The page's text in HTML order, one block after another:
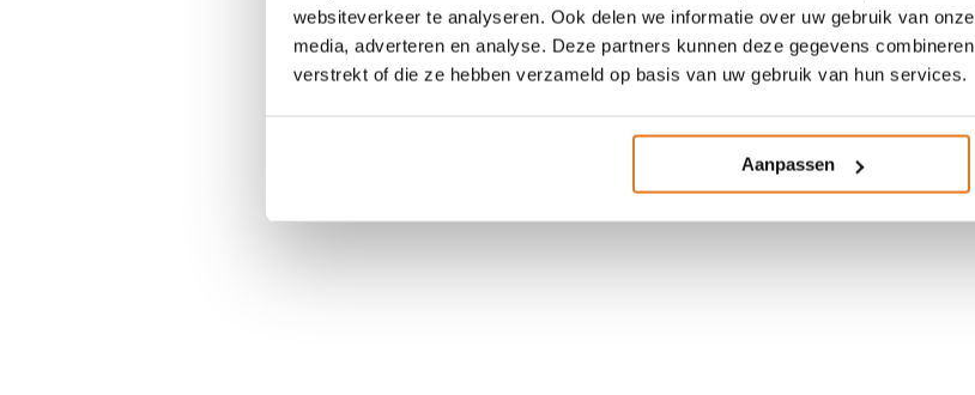
websiteverkeer te analyseren. Ook delen we informatie over uw gebruik van
media, adverteren en analyse. Deze partners kunnen deze gegevens
verstrekt of die ze hebben verzameld op basis van uw gebruik van hun services.
Aanpassen